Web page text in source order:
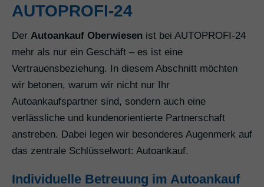
AUTOPROFI-24
Der Autoankauf Oberwiesen ist bei AUTOPROFI-24
mehr als nur ein Geschäft – es ist eine
Vertrauensbeziehung. In diesem Abschnitt möchten
wir betonen, warum wir nicht nur Ihr
Autoankaufspartner sind, sondern auch eine
verlässliche und kundenorientierte Partnerschaft
anstreben. Dabei legen wir besonderes Augenmerk auf
das zentrale Schlüsselwort: Autoankauf.
Individuelle Betreuung im Autoankauf